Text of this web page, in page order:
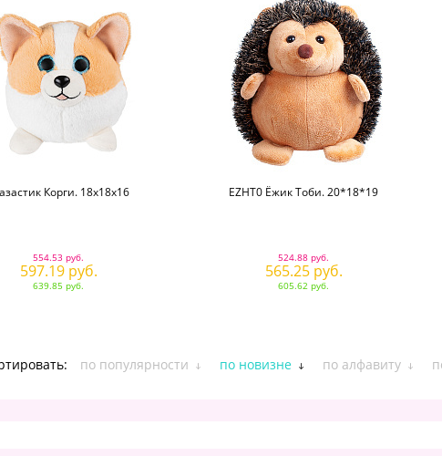
Корги. 18х18х16
554.53 руб.
597.19 руб.
639.85 руб.
EZHT0 Ёжик Тоби. 20*18*19
524.88 руб.
565.25 руб.
605.62 руб.
по популярности по новизне по алфавиту